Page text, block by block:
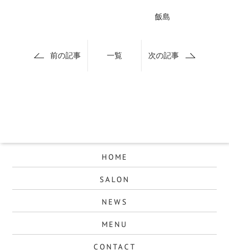
飯島
前の記事 一覧 次の記事
HOME
SALON
NEWS
MENU
CONTACT